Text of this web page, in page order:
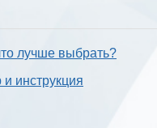
лучше выбрать?
инструкция